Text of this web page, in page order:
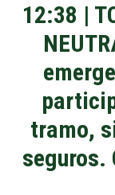
12:38 |
tramo,
seguros.